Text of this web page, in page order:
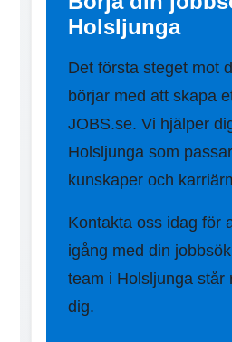
Holsljunga
Det första steget mot
börjar med att skapa
JOBS.se. Vi hjälper
Holsljunga som
kunskaper och
Kontakta oss idag för
igång med din
team i Holsljunga står
dig.